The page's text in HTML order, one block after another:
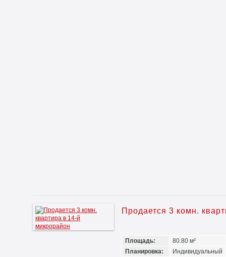
Продается 3 комн.
Площадь:
80.80 м²
Планировка:
Индивидуальный